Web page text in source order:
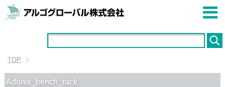
TOP
Adonis_bench_rack